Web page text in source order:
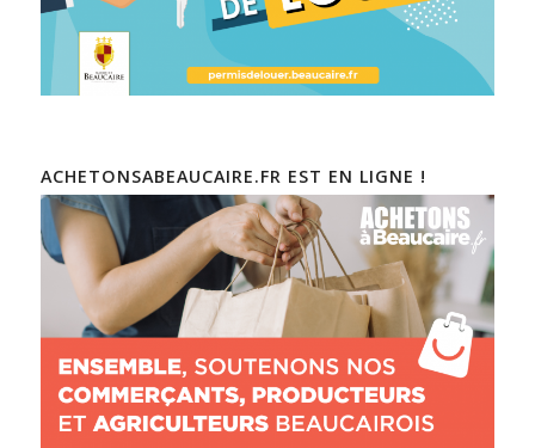
ACHETONSABEAUCAIRE.FR EST EN LIGNE !